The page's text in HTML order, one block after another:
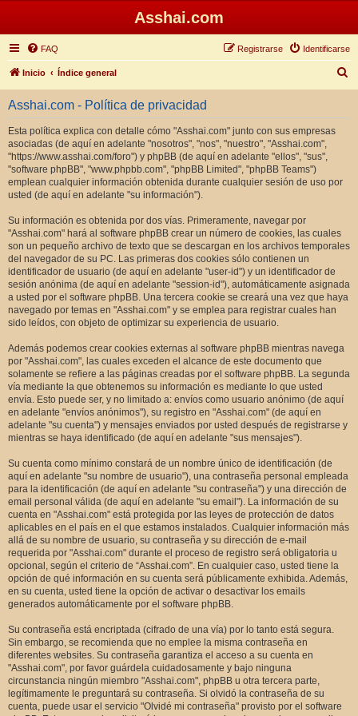
Asshai.com
FAQ Identificarse
Registrarse
Inicio Índice general
u
Asshai.com - Política de privacidad
Esta política explica con detalle cómo "Asshai.com" junto con sus empresas
asociadas (de aquí en adelante "nosotros", "nos", "nuestro", "Asshai.com",
"https://www.asshai.com/foro") y phpBB (de aquí en adelante "ellos", "sus",
"software phpBB", "www.phpbb.com", "phpBB Limited", "phpBB Teams")
emplean cualquier información obtenida durante cualquier sesión de uso por
usted (de aquí en adelante "su información").
Su información es obtenida por dos vías. Primeramente, navegar por
"Asshai.com" hará al software phpBB crear un número de cookies, las cuales
son un pequeño archivo de texto que se descargan en los archivos temporales
del navegador de su PC. Las primeras dos cookies sólo contienen un
identificador de usuario (de aquí en adelante "user-id") y un identificador de
sesión anónima (de aquí en adelante "session-id"), automáticamente asignada
a usted por el software phpBB. Una tercera cookie se creará una vez que haya
navegado por temas en "Asshai.com" y se emplea para registrar cuales han
sido leídos, con objeto de optimizar su experiencia de usuario.
Además podemos crear cookies externas al software phpBB mientras navega
por "Asshai.com", las cuales exceden el alcance de este documento que
solamente se refiere a las páginas creadas por el software phpBB. La segunda
vía mediante la que obtenemos su información es mediante lo que usted
envía. Esto puede ser, y no limitado a: envíos como usuario anónimo (de aquí
en adelante "envíos anónimos"), su registro en "Asshai.com" (de aquí en
adelante "su cuenta") y mensajes enviados por usted después de registrarse y
mientras se haya identificado (de aquí en adelante "sus mensajes").
Su cuenta como mínimo constará de un nombre único de identificación (de
aquí en adelante "su nombre de usuario"), una contraseña personal empleada
para la identificación (de aquí en adelante "su contraseña") y una dirección de
email personal válida (de aquí en adelante "su email"). La información de su
cuenta en "Asshai.com" está protegida por las leyes de protección de datos
aplicables en el país en el que estamos instalados. Cualquier información más
allá de su nombre de usuario, su contraseña y su dirección de e-mail
requerida por "Asshai.com" durante el proceso de registro será obligatoria u
opcional, según el criterio de “Asshai.com”. En cualquier caso, usted tiene la
opción de qué información en su cuenta será públicamente exhibida. Además,
en su cuenta, usted tiene la opción de activar o desactivar los emails
generados automáticamente por el software phpBB.
Su contraseña está encriptada (cifrado de una vía) por lo tanto está segura.
Sin embargo, se recomienda que no emplee la misma contraseña en
diferentes websites. Su contraseña garantiza el acceso a su cuenta en
"Asshai.com", por favor guárdela cuidadosamente y bajo ninguna
circunstancia ningún miembro "Asshai.com", phpBB u otra tercera parte,
legítimamente le preguntará su contraseña. Si olvidó la contraseña de su
cuenta, puede usar el servicio "Olvidé mi contraseña" provisto por el software